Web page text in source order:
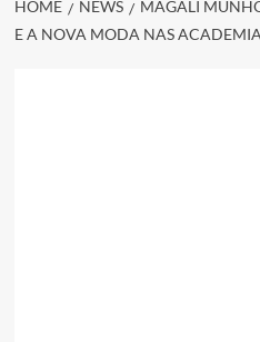
HOME NEWS
MAGALI
E A NOVA MODA NAS